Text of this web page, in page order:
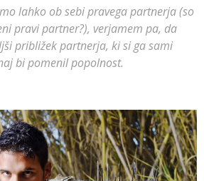
lahko ob sebi pravega partnerja (so
pravi partner?), verjamem pa, da
približek partnerja, ki si ga sami
bi pomenil popolnost.